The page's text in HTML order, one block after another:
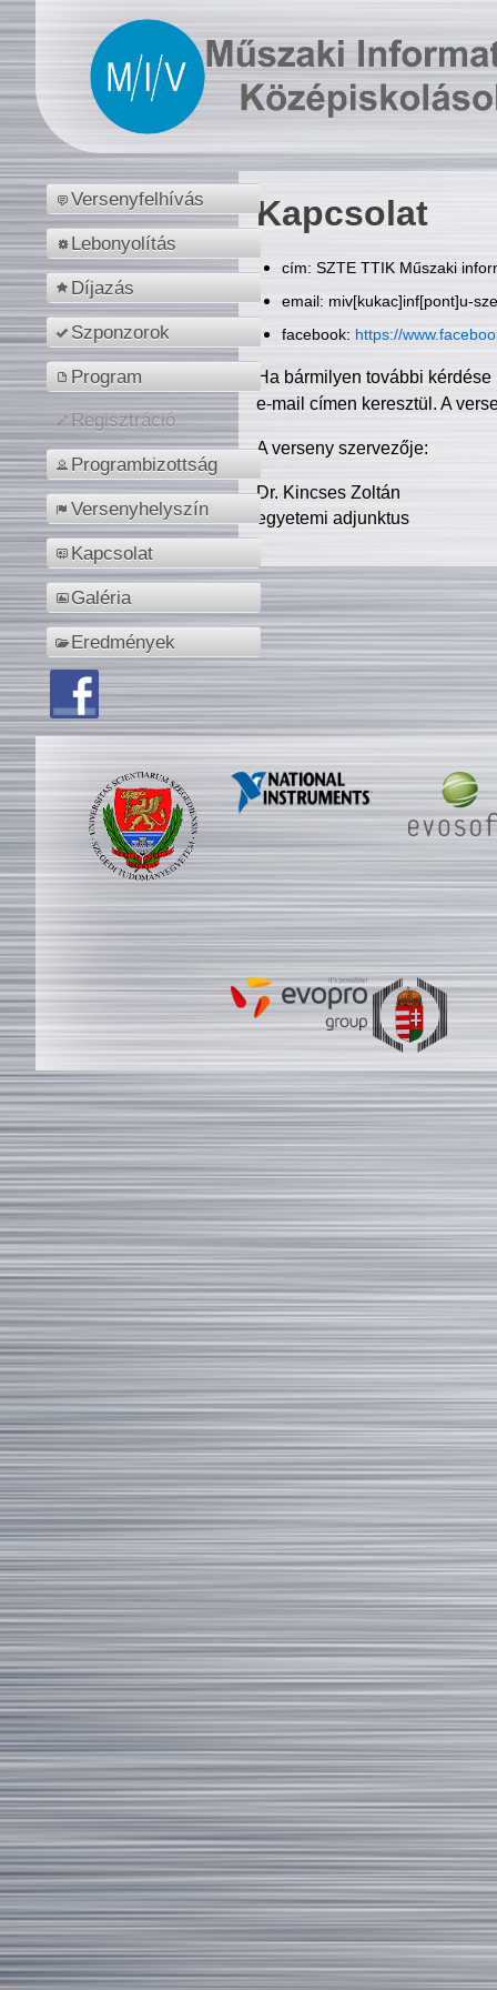
Versenyfelhívás
Lebonyolítás
Díjazás
Szponzorok
Program
Regisztráció
Programbizottság
Versenyhelyszín
Kapcsolat
Galéria
Eredmények
Kapcsolat
cím: SZTE TTIK Műszaki
email: miv[kukac]inf[pont]u-
facebook: https://
Ha bármilyen további
e-mail címen keresztül. A
A verseny szervezője:
Dr. Kincses Zoltán
egyetemi adjunktus